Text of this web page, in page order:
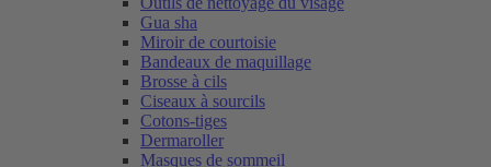
Gua sha
Miroir de courtoisie
Bandeaux de maquillage
Brosse à cils
Ciseaux à sourcils
Cotons-tiges
Dermaroller
Masques de sommeil